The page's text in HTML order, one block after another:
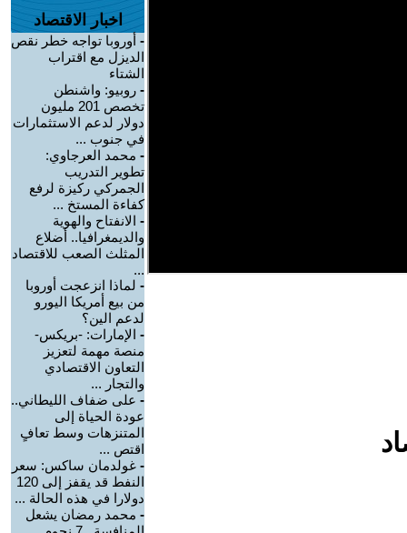
اخبار الاقتصاد
- أوروبا تواجه خطر نقص
الديزل مع اقتراب
الشتاء
- روبيو: واشنطن
تخصص 201 مليون
دولار لدعم الاستثمارات
في جنوب ...
- محمد العرجاوي:
تطوير التدريب
الجمركي ركيزة لرفع
كفاءة المستخ ...
- الانفتاح والهوية
والديمغرافيا.. أضلاع
المثلث الصعب للاقتصاد
...
- لماذا انزعجت أوروبا
من بيع أمريكا اليورو
لدعم الين؟
- الإمارات: -بريكس-
منصة مهمة لتعزيز
التعاون الاقتصادي
والتجار ...
- على ضفاف الليطاني..
عودة الحياة إلى
المتنزهات وسط تعافٍ
اقتص ...
- غولدمان ساكس: سعر
النفط قد يقفز إلى 120
دولارا في هذه الحالة ...
- محمد رمضان يشعل